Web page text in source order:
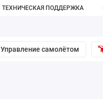
ТЕХНИЧЕСКАЯ ПОДДЕРЖКА
Управление самолётом